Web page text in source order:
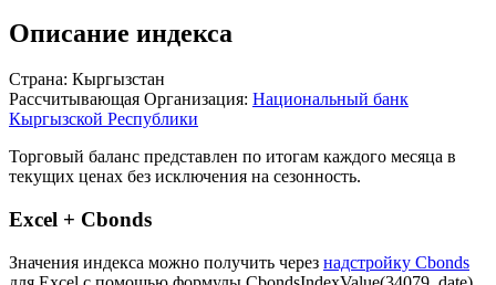
Описание индекса
Страна: Кыргызстан
Рассчитывающая Организация: Национальный банк
Кыргызской Республики
Торговый баланс представлен по итогам каждого месяца в
текущих ценах без исключения на сезонность.
Excel + Cbonds
Значения индекса можно получить через надстройку Cbonds